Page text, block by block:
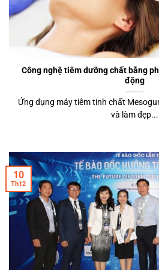
Công nghệ tiêm dưỡng chất bằng
động
Ứng dụng máy tiêm tinh chất
và làm đẹp...
10
Th12